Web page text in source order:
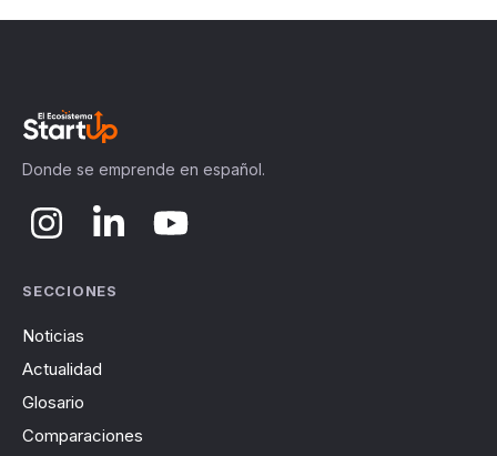
Donde se emprende en español.
SECCIONES
Noticias
Actualidad
Glosario
Comparaciones